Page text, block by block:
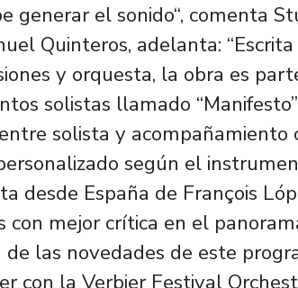
generar el sonido“, comenta
Quinteros, adelanta:
y orquesta, la obra es
solistas llamado
solista y acompañamiento
según el
desde España de François
con mejor crítica en el
de las novedades de este
con la Verbier Festival